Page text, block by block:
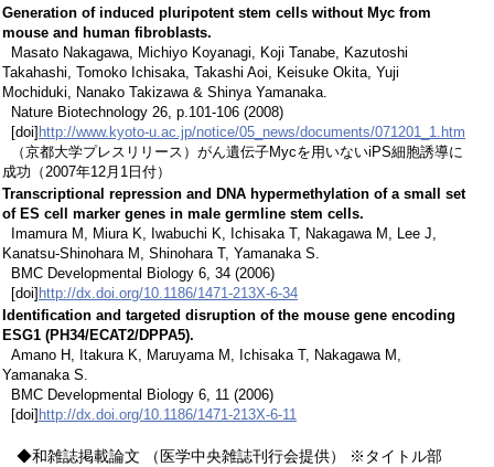
Generation of induced pluripotent stem cells without Myc from
mouse and human fibroblasts.
Masato Nakagawa, Michiyo Koyanagi, Koji Tanabe, Kazutoshi
Takahashi, Tomoko Ichisaka, Takashi Aoi, Keisuke Okita, Yuji
Mochiduki, Nanako Takizawa & Shinya Yamanaka.
Nature Biotechnology 26, p.101-106 (2008)
[doi]http://www.kyoto-u.ac.jp/notice/05_news/documents/071201_1.htm
（京都大学プレスリリース）がん遺伝子Mycを用いないiPS細胞誘導に
成功（2007年12月1日付）
Transcriptional repression and DNA hypermethylation of a small set
of ES cell marker genes in male germline stem cells.
Imamura M, Miura K, Iwabuchi K, Ichisaka T, Nakagawa M, Lee J,
Kanatsu-Shinohara M, Shinohara T, Yamanaka S.
BMC Developmental Biology 6, 34 (2006)
[doi]http://dx.doi.org/10.1186/1471-213X-6-34
Identification and targeted disruption of the mouse gene encoding
ESG1 (PH34/ECAT2/DPPA5).
Amano H, Itakura K, Maruyama M, Ichisaka T, Nakagawa M,
Yamanaka S.
BMC Developmental Biology 6, 11 (2006)
[doi]http://dx.doi.org/10.1186/1471-213X-6-11
◆和雑誌掲載論文 （医学中央雑誌刊行会提供） ※タイトル部